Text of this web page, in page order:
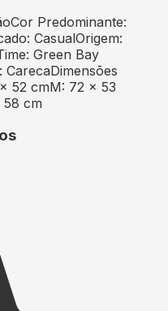
Predominante:
CasualOrigem:
Green Bay
52 cmM: 72 x 53
cm